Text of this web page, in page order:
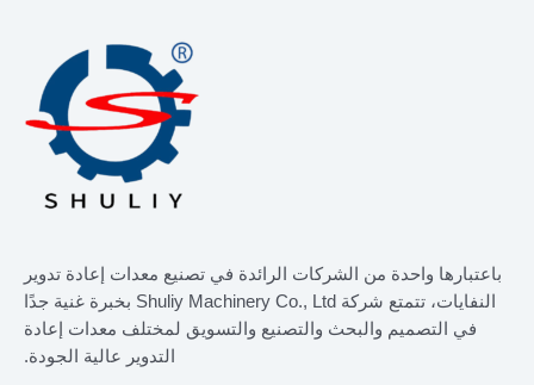
باعتبارها واحدة من الشركات الرائدة في تصنيع معدات إعادة تدوير
النفايات، تتمتع شركة Shuliy Machinery Co., Ltd بخبرة غنية جدًا
في التصميم والبحث والتصنيع والتسويق لمختلف معدات إعادة
التدوير عالية الجودة.